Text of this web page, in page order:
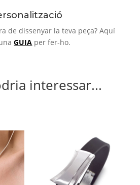
de dissenyar la teva peça? Aquí
GUIA per fer-ho.
interessar...